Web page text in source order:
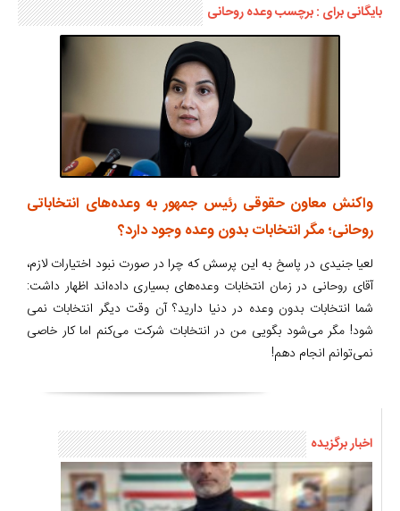
بایگانی برای : برچسب وعده روحانی
واکنش معاون حقوقی رئیس جمهور به وعده‌های انتخاباتی
روحانی؛ مگر انتخابات بدون وعده وجود دارد؟
لعیا جنیدی در پاسخ به این پرسش که چرا در صورت نبود اختیارات لازم،
آقای روحانی در زمان انتخابات وعده‌های بسیاری داده‌اند اظهار داشت:
شما انتخابات بدون وعده در دنیا دارید؟ آن وقت دیگر انتخابات نمی
شود! مگر می‌شود بگویی من در انتخابات شرکت می‌کنم اما کار خاصی
نمی‌توانم انجام دهم!
اخبار برگزیده